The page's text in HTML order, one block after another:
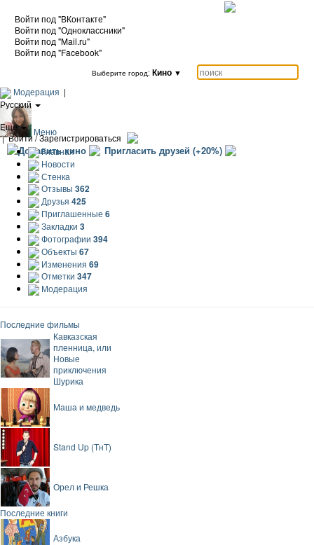
Войти под "ВКонтакте"
Войти под "Одноклассники"
Войти под "Mail.ru"
Войти под "Facebook"
Выберите город: Кино ▼
Модерация |
Русский
Еще
|Войти / Зарегистрироваться
Добавить кино Пригласить друзей (+20%)
Меню
Главная
Новости
Стенка
Отзывы 362
Друзья 425
Приглашенные 6
Закладки 3
Фотографии 394
Объекты 67
Изменения 69
Отметки 347
Модерация
Последние фильмы
Кавказская
пленница, или
Новые
приключения
Шурика
Маша и медведь
Stand Up (ТнТ)
Орел и Решка
Последние книги
Азбука